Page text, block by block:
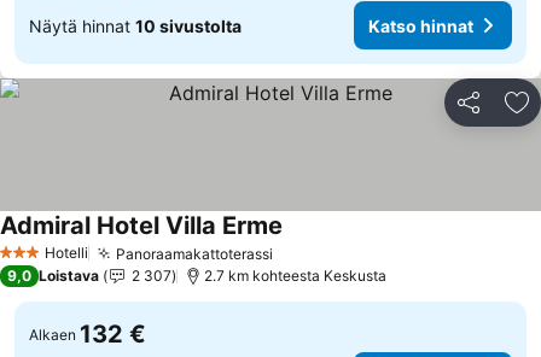
Näytä hinnat 10 sivustolta Katso hinnat
Jaa
3 Tähtiluokitus
Hotelli Panoraamakattoterassi
Admiral Hotel Villa Erme
9,0 Loistava 2 307 2.7 km kohteesta Keskusta
Alkaen 132 €